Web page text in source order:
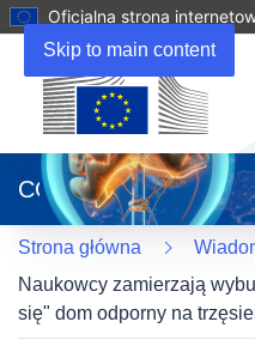
Skip to main content
Oficjalna strona
otworzy
się
w
nowym
oknie)
CORDIS
Strona główna
Naukowcy zamierzają
się" dom odporny na